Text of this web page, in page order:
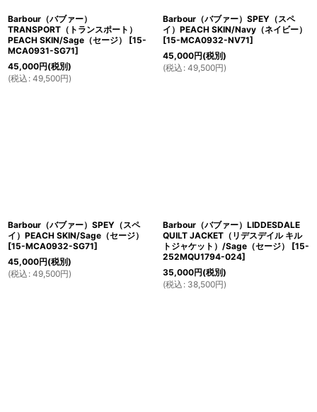
Barbour（バブァー）
TRANSPORT（トランスポート）
PEACH SKIN/Sage（セージ）
[15-
MCA0931-SG71]
45,000円(税別)
(税込 : 49,500円)
Barbour（バブァー）SPEY（スペ
イ）PEACH SKIN/Navy（ネイビー）
[15-MCA0932-NV71]
45,000円(税別)
(税込 : 49,500円)
Barbour（バブァー）SPEY（スペ
イ）PEACH SKIN/Sage（セージ）
[15-MCA0932-SG71]
45,000円(税別)
(税込 : 49,500円)
Barbour（バブァー）LIDDESDALE
QUILT JACKET（リデスデイル キル
トジャケット）/Sage（セージ）
[15-
252MQU1794-024]
35,000円(税別)
(税込 : 38,500円)